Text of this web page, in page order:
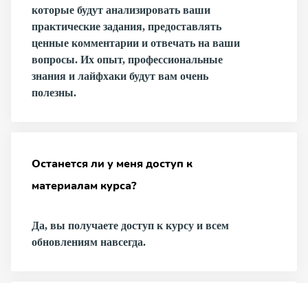
которые будут анализировать ваши
практические задания, предоставлять
ценные комментарии и отвечать на ваши
вопросы. Их опыт, профессиональные
знания и лайфхаки будут вам очень
полезны.
Останется ли у меня доступ к
материалам курса?
Да, вы получаете доступ к курсу и всем
обновлениям навсегда.